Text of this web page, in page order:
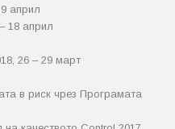
април
18 април
26 – 29 март
в риск чрез Програмата